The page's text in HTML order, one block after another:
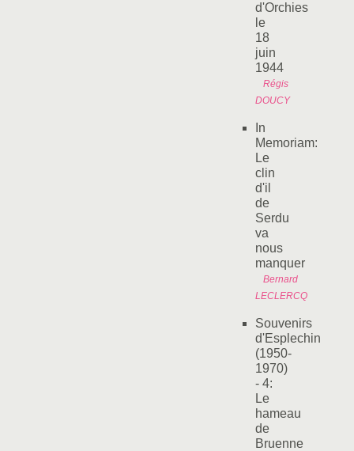
d'Orchies
le
18
juin
1944
Régis
DOUCY
In
Memoriam:
Le
clin
d'il
de
Serdu
va
nous
manquer
Bernard
LECLERCQ
Souvenirs
d'Esplechin
(1950-
1970)
- 4:
Le
hameau
de
Bruenne